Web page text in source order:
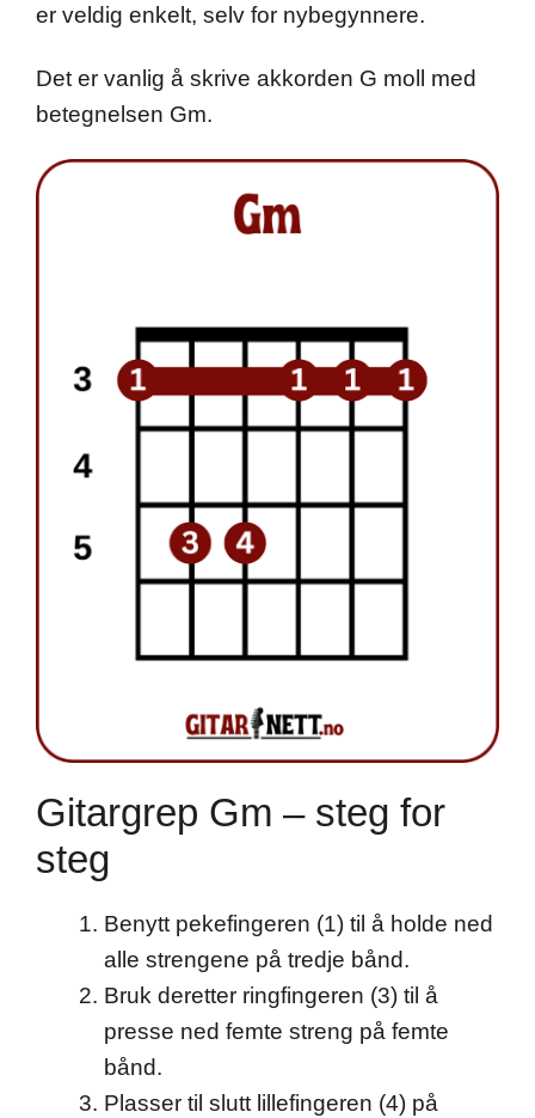
er veldig enkelt, selv for nybegynnere.
Det er vanlig å skrive akkorden G moll med
betegnelsen Gm.
Gitargrep Gm – steg for
steg
Benytt pekefingeren (1) til å holde ned
alle strengene på tredje bånd.
Bruk deretter ringfingeren (3) til å
presse ned femte streng på femte
bånd.
Plasser til slutt lillefingeren (4) på